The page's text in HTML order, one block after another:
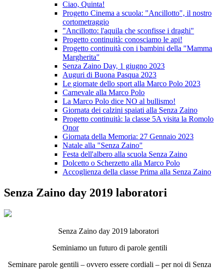
Ciao, Quinta!
Progetto Cinema a scuola: "Ancillotto", il nostro
cortometraggio
"Ancillotto: l'aquila che sconfisse i draghi"
Progetto continuità: conosciamo le api!
Progetto continuità con i bambini della "Mamma
Margherita"
Senza Zaino Day, 1 giugno 2023
Auguri di Buona Pasqua 2023
Le giornate dello sport alla Marco Polo 2023
Carnevale alla Marco Polo
La Marco Polo dice NO al bullismo!
Giornata dei calzini spaiati alla Senza Zaino
Progetto continuità: la classe 5A visita la Romolo
Onor
Giornata della Memoria: 27 Gennaio 2023
Natale alla "Senza Zaino"
Festa dell'albero alla scuola Senza Zaino
Dolcetto o Scherzetto alla Marco Polo
Accoglienza della classe Prima alla Senza Zaino
Senza Zaino day 2019 laboratori
Senza Zaino day 2019 laboratori
Seminiamo un futuro di parole gentili
Seminare parole gentili – ovvero essere cordiali – per noi di Senza